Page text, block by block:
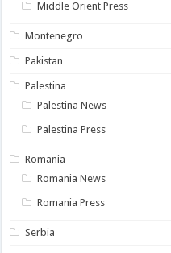
Middle Orient Press
Montenegro
Pakistan
Palestina
Palestina News
Palestina Press
Romania
Romania News
Romania Press
Serbia